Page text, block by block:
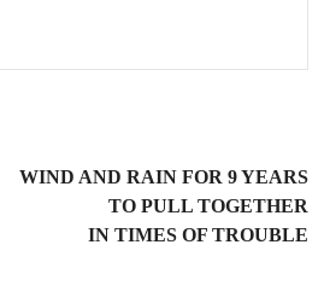
WIND AND RAIN FOR 9 YEARS
TO PULL TOGETHER
IN TIMES OF TROUBLE